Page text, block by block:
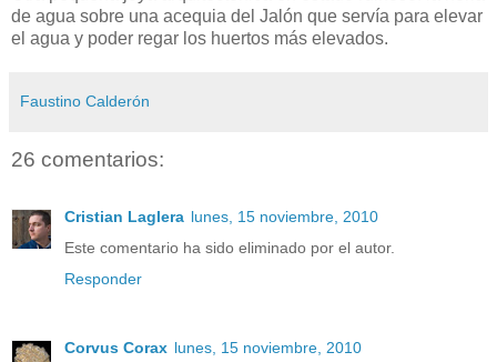
de agua sobre una acequia del Jalón que servía para elevar
el agua y poder regar los huertos más elevados.
Faustino Calderón
26 comentarios:
Cristian Laglera lunes, 15 noviembre, 2010
Este comentario ha sido eliminado por el autor.
Responder
Corvus Corax lunes, 15 noviembre, 2010